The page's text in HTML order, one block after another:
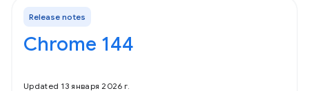
Release notes
Chrome 144
Updated 13 января 2026 г.